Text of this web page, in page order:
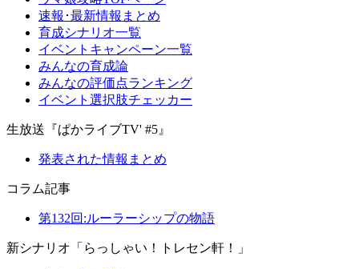
速報･最新情報まとめ
育成シナリオ一覧
イベントキャンペーン一覧
みんなの育成論
みんなの評価点ランキング
イベント選択肢チェッカー
生放送『ぱかライブTV' #5』
発表された情報まとめ
コラム記事
第132回:ルーラーシップの物語
新シナリオ「らっしゃい！トレセン軒！」